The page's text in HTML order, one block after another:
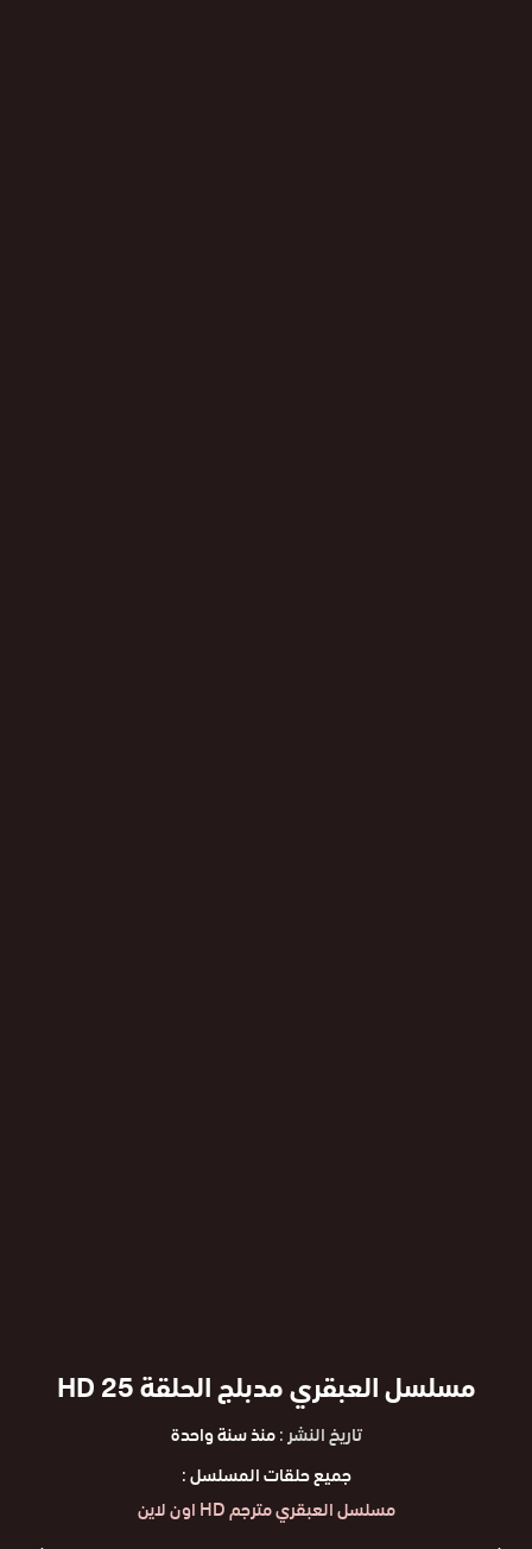
مسلسل العبقري مدبلج الحلقة 25 HD
تاريخ النشر :منذ سنة واحدة
جميع حلقات المسلسل :
مسلسل العبقري مترجم HD اون لاين